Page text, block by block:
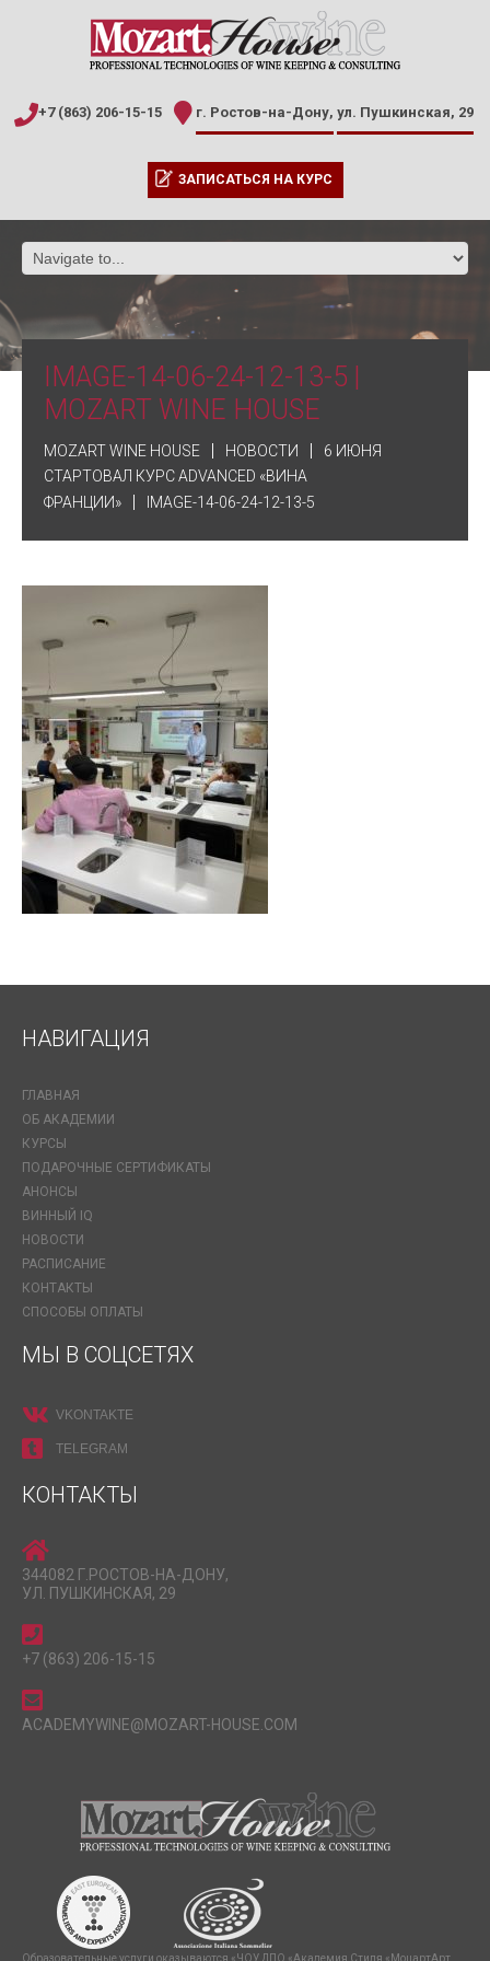
+7 (863) 206-15-15 г. Ростов-на-Дону, ул. Пушкинская, 29
ЗАПИСАТЬСЯ НА КУРС
IMAGE-14-06-24-12-13-5 |
MOZART WINE HOUSE
MOZART WINE HOUSE НОВОСТИ
6 ИЮНЯ
СТАРТОВАЛ КУРС ADVANCED «ВИНА
ФРАНЦИИ»
IMAGE-14-06-24-12-13-5
НАВИГАЦИЯ
ГЛАВНАЯ
ОБ АКАДЕМИИ
КУРСЫ
ПОДАРОЧНЫЕ СЕРТИФИКАТЫ
АНОНСЫ
ВИННЫЙ IQ
НОВОСТИ
РАСПИСАНИЕ
КОНТАКТЫ
СПОСОБЫ ОПЛАТЫ
МЫ В СОЦСЕТЯХ
VKONTAKTE
TELEGRAM
КОНТАКТЫ
344082 Г.РОСТОВ-НА-ДОНУ,
УЛ. ПУШКИНСКАЯ, 29
+7 (863) 206-15-15
ACADEMYWINE@MOZART-HOUSE.COM
Образовательные услуги оказываются «ЧОУ ДПО «Академия Стиля «МоцартАрт